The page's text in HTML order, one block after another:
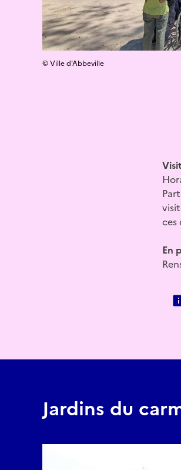
© Ville d'Abbeville
ces
En
Jardins du